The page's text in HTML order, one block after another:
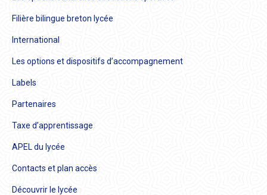
Filière bilingue breton lycée
International
Les options et dispositifs d’accompagnement
Labels
Partenaires
Taxe d’apprentissage
APEL du lycée
Contacts et plan accès
Découvrir le lycée